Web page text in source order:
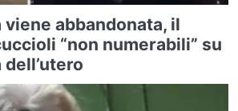
abbandonata, il
“non numerabili” su